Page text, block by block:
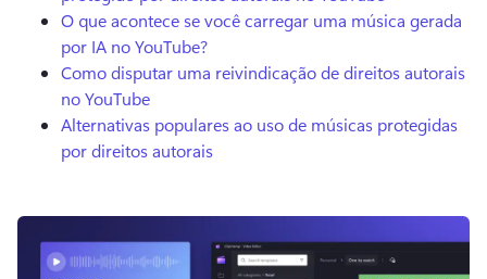
O que acontece se você carregar uma música gerada
por IA no YouTube?
Como disputar uma reivindicação de direitos autorais
no YouTube
Alternativas populares ao uso de músicas protegidas
por direitos autorais